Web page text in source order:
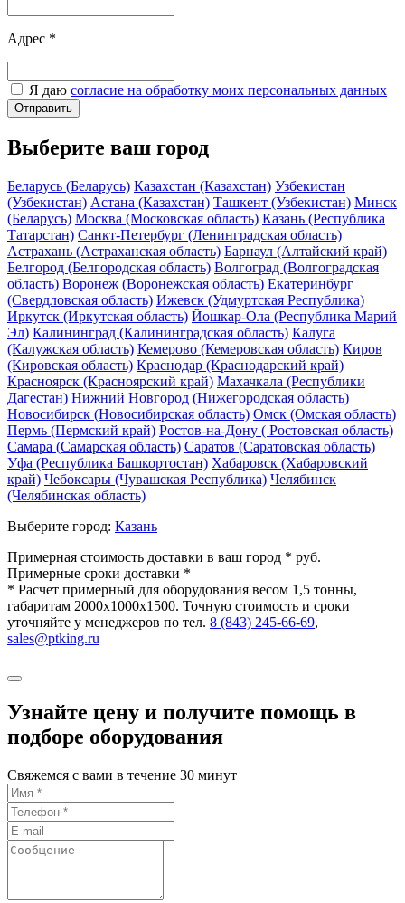
Адрес *
Я даю согласие на обработку моих персональных данных
Отправить
Выберите ваш город
Беларусь (Беларусь) Казахстан (Казахстан) Узбекистан
(Узбекистан) Астана (Казахстан) Ташкент (Узбекистан) Минск
(Беларусь) Москва (Московская область) Казань (Республика
Татарстан) Санкт-Петербург (Ленинградская область)
Астрахань (Астраханская область) Барнаул (Алтайский край)
Белгород (Белгородская область) Волгоград (Волгоградская
область) Воронеж (Воронежская область) Екатеринбург
(Свердловская область) Ижевск (Удмуртская Республика)
Иркутск (Иркутская область) Йошкар-Ола (Республика Марий
Эл) Калининград (Калининградская область) Калуга
(Калужская область) Кемерово (Кемеровская область) Киров
(Кировская область) Краснодар (Краснодарский край)
Красноярск (Красноярский край) Махачкала (Республики
Дагестан) Нижний Новгород (Нижегородская область)
Новосибирск (Новосибирская область) Омск (Омская область)
Пермь (Пермский край) Ростов-на-Дону ( Ростовская область)
Самара (Самарская область) Саратов (Саратовская область)
Уфа (Республика Башкортостан) Хабаровск (Хабаровский
край) Чебоксары (Чувашская Республика) Челябинск
(Челябинская область)
Выберите город: Казань
Примерная стоимость доставки в ваш город * руб.
Примерные сроки доставки *
* Расчет примерный для оборудования весом 1,5 тонны,
габаритам 2000х1000х1500. Точную стоимость и сроки
уточняйте у менеджеров по тел. 8 (843) 245-66-69,
sales@ptking.ru
Узнайте цену и получите помощь в
подборе оборудования
Свяжемся с вами в течение 30 минут